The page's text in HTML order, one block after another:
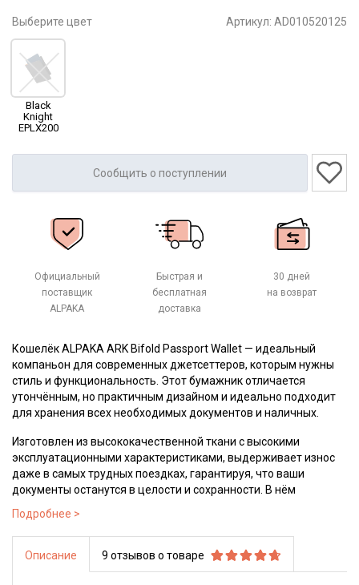
Выберите цвет Артикул: AD010520125
Black
Knight
EPLX200
Сообщить о поступлении
Официальный
поставщик
ALPAKA
Быстрая и
бесплатная
доставка
30 дней
на возврат
Кошелёк ALPAKA ARK Bifold Passport Wallet — идеальный
компаньон для современных джетсеттеров, которым нужны
стиль и функциональность. Этот бумажник отличается
утончённым, но практичным дизайном и идеально подходит
для хранения всех необходимых документов и наличных.
Изготовлен из высококачественной ткани с высокими
эксплуатационными характеристиками, выдерживает износ
даже в самых трудных поездках, гарантируя, что ваши
документы останутся в целости и сохранности. В нём
достаточно места для нескольких паспортов, посадочных
талонов и карт. Является идеальным дорожным аксессуаром
для комфортного путешествия.
Описание
9 отзывов о товаре